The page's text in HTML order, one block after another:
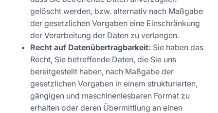
gelöscht werden, bzw. alternativ nach Maßgabe
der gesetzlichen Vorgaben eine Einschränkung
der Verarbeitung der Daten zu verlangen.
Recht auf Datenübertragbarkeit: Sie haben das
Recht, Sie betreffende Daten, die Sie uns
bereitgestellt haben, nach Maßgabe der
gesetzlichen Vorgaben in einem strukturierten,
gängigen und maschinenlesbaren Format zu
erhalten oder deren Übermittlung an einen